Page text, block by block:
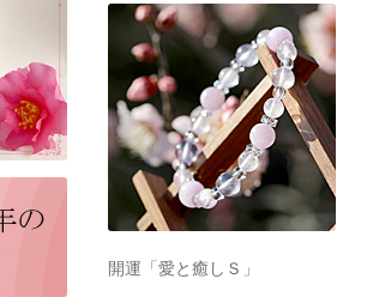
開運「愛と癒しＳ」